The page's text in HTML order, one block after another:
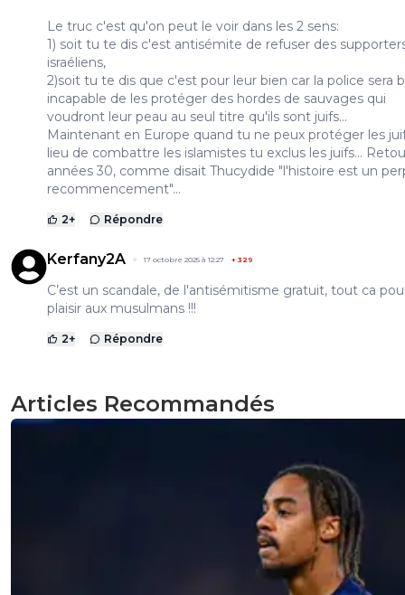
Le truc c'est qu'on peut le voir dans les 2 sens:
1) soit tu te dis c'est antisémite de refuser des
israéliens,
2)soit tu te dis que c'est pour leur bien car la police sera
incapable de les protéger des hordes de sauvages qui
voudront leur peau au seul titre qu'ils sont juifs...
Maintenant en Europe quand tu ne peux protéger les
lieu de combattre les islamistes tu exclus les juifs...
années 30, comme disait Thucydide "l'histoire est un
recommencement"...
2+ Répondre
Kerfany2A 17 octobre 2025 à 12:27 + 329
C’est un scandale, de l'antisémitisme gratuit, tout ca
plaisir aux musulmans !!!
2+ Répondre
Articles Recommandés